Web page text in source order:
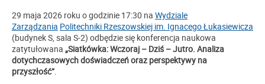
29 maja 2026 roku o godzinie 17:30 na Wydziale
Zarządzania Politechniki Rzeszowskiej im. Ignacego Łukasiewicza
(budynek S, sala S-2) odbędzie się konferencja naukowa
zatytułowana „Siatkówka: Wczoraj – Dziś – Jutro. Analiza
dotychczasowych doświadczeń oraz perspektywy na
przyszłość”